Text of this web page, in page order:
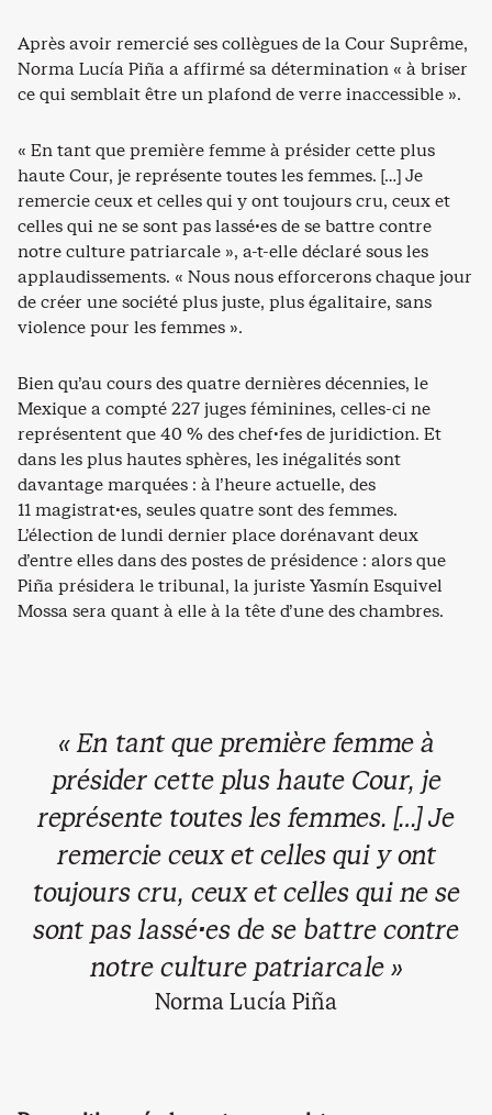
Après avoir remercié ses collègues de la Cour Suprême,
Norma Lucía Piña a affirmé sa détermination « à briser
ce qui semblait être un plafond de verre inaccessible ».
« En tant que première femme à présider cette plus
haute Cour, je représente toutes les femmes. […] Je
remercie ceux et celles qui y ont toujours cru, ceux et
celles qui ne se sont pas lassé·es de se battre contre
notre culture patriarcale », a-t-elle déclaré sous les
applaudissements. « Nous nous efforcerons chaque jour
de créer une société plus juste, plus égalitaire, sans
violence pour les femmes ».
Bien qu’au cours des quatre dernières décennies, le
Mexique a compté 227 juges féminines, celles-ci ne
représentent que 40 % des chef·fes de juridiction. Et
dans les plus hautes sphères, les inégalités sont
davantage marquées : à l’heure actuelle, des
11 magistrat·es, seules quatre sont des femmes.
L’élection de lundi dernier place dorénavant deux
d’entre elles dans des postes de présidence : alors que
Piña présidera le tribunal, la juriste Yasmín Esquivel
Mossa sera quant à elle à la tête d’une des chambres.
« En tant que première femme à
présider cette plus haute Cour, je
représente toutes les femmes. […] Je
remercie ceux et celles qui y ont
toujours cru, ceux et celles qui ne se
sont pas lassé·es de se battre contre
notre culture patriarcale »
Norma Lucía Piña